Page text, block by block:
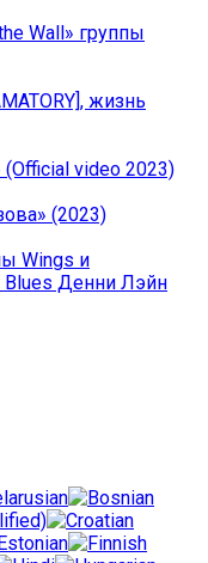
Wall» группы
жизнь
video 2023)
(2023)
Wings и
Blues Денни Лэйн